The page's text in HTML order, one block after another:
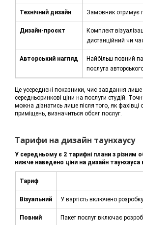
Технічний дизайн Замовник отримує
Дизайн-проєкт
Комплект
дистанційний чи
Авторський нагляд
Найбільш повний
послуга
Це усереднені показники, чиє завдання
середньоринкові ціни на послуги студій.
можна дізнатись лише після того, як фахівці
приміщень, визначиться обсяг послуг.
Тарифи на дизайн таунхаусу
У середньому є 2 тарифні плани з різним
нижче наведено ціни на дизайн таунхауса
Тариф
Візуальний У вартість включено
Повний
Пакет послуг включає